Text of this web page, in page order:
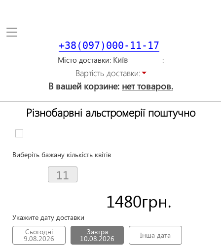
Toggle
+38(097)000-11-17
Місто доставки
Вартiсть доставки:
В вашей корзине: нет товаров.
Різнобарвні альстромерії поштучно
Виберіть бажану кількість квітів
1480грн.
Укажите дату доставки
Сьогодні
9.08.2026
Завтра
10.08.2026 Інша дата